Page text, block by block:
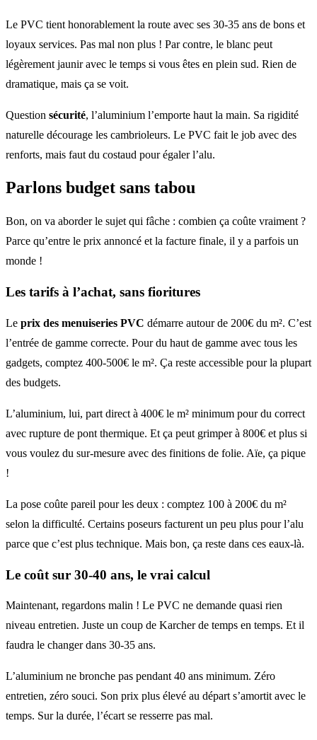
Le PVC tient honorablement la route avec ses 30-35 ans de bons et
loyaux services. Pas mal non plus ! Par contre, le blanc peut
légèrement jaunir avec le temps si vous êtes en plein sud. Rien de
dramatique, mais ça se voit.
Question sécurité, l’aluminium l’emporte haut la main. Sa rigidité
naturelle décourage les cambrioleurs. Le PVC fait le job avec des
renforts, mais faut du costaud pour égaler l’alu.
Parlons budget sans tabou
Bon, on va aborder le sujet qui fâche : combien ça coûte vraiment ?
Parce qu’entre le prix annoncé et la facture finale, il y a parfois un
monde !
Les tarifs à l’achat, sans fioritures
Le prix des menuiseries PVC démarre autour de 200€ du m². C’est
l’entrée de gamme correcte. Pour du haut de gamme avec tous les
gadgets, comptez 400-500€ le m². Ça reste accessible pour la plupart
des budgets.
L’aluminium, lui, part direct à 400€ le m² minimum pour du correct
avec rupture de pont thermique. Et ça peut grimper à 800€ et plus si
vous voulez du sur-mesure avec des finitions de folie. Aïe, ça pique
!
La pose coûte pareil pour les deux : comptez 100 à 200€ du m²
selon la difficulté. Certains poseurs facturent un peu plus pour l’alu
parce que c’est plus technique. Mais bon, ça reste dans ces eaux-là.
Le coût sur 30-40 ans, le vrai calcul
Maintenant, regardons malin ! Le PVC ne demande quasi rien
niveau entretien. Juste un coup de Karcher de temps en temps. Et il
faudra le changer dans 30-35 ans.
L’aluminium ne bronche pas pendant 40 ans minimum. Zéro
entretien, zéro souci. Son prix plus élevé au départ s’amortit avec le
temps. Sur la durée, l’écart se resserre pas mal.